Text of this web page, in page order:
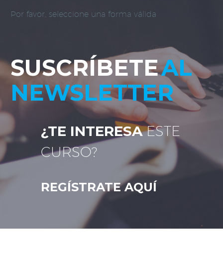
Por favor, seleccione una forma válida
SUSCRÍBETEAL
NEWSLETTER
¿TE INTERESAESTE
CURSO?
REGÍSTRATE AQUÍ